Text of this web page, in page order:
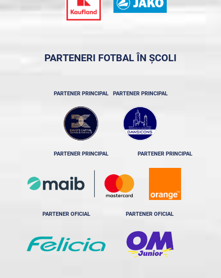
PARTENERI FOTBAL ÎN ȘCOLI
PARTENER PRINCIPAL PARTENER PRINCIPAL
PARTENER PRINCIPAL PARTENER PRINCIPAL
PARTENER OFICIAL PARTENER OFICIAL